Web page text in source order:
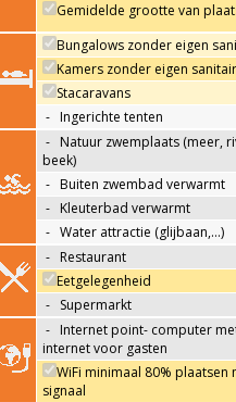
Gemidelde grootte van
Bungalows zonder eigen
Kamers zonder eigen sanitair
Stacaravans
- Ingerichte tenten
- Natuur zwemplaats (meer,
beek)
- Buiten zwembad verwarmt
- Kleuterbad verwarmt
- Water attractie (glijbaan,…)
- Restaurant
Eetgelegenheid
- Supermarkt
- Internet point- computer
internet voor gasten
WiFi minimaal 80% plaatsen
signaal